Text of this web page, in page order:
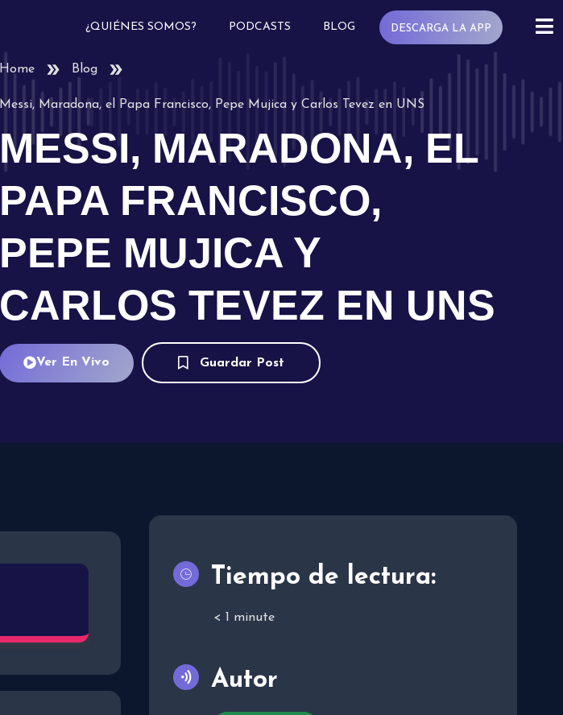
¿QUIÉNES SOMOS? PODCASTS BLOG DESCARGA LA APP
Home Blog
Messi, Maradona, el Papa Francisco, Pepe Mujica y Carlos Tevez en UNS
MESSI, MARADONA, EL
PAPA FRANCISCO,
PEPE MUJICA Y
CARLOS TEVEZ EN UNS
Ver En Vivo Guardar Post
Tiempo de lectura:
< 1 minute
Autor